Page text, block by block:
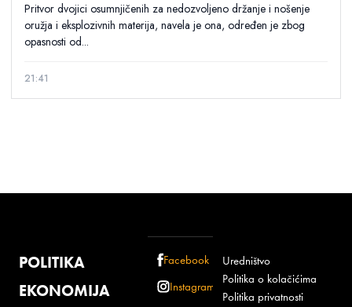
Pritvor dvojici osumnjičenih za nedozvoljeno držanje i nošenje
oružja i eksplozivnih materija, navela je ona, određen je zbog
opasnosti od...
21:41
POLITIKA
EKONOMIJA
Facebook
Instagram
Uredništvo
Politika o kolačićima
Politika privatnosti